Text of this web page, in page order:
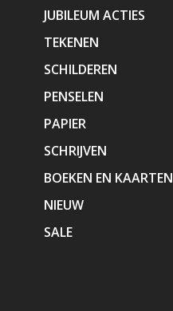
JUBILEUM ACTIES
TEKENEN
SCHILDEREN
PENSELEN
PAPIER
SCHRIJVEN
BOEKEN EN KAARTEN
NIEUW
SALE